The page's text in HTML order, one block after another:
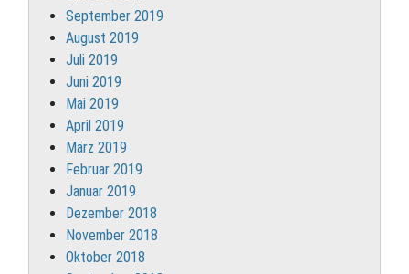
September 2019
August 2019
Juli 2019
Juni 2019
Mai 2019
April 2019
März 2019
Februar 2019
Januar 2019
Dezember 2018
November 2018
Oktober 2018